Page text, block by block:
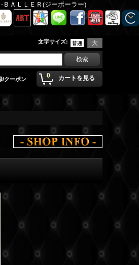
ＢＡＬＬＥＲ(ジーボーラー)
文字サイズ:
0 カートを見る
/クーポン